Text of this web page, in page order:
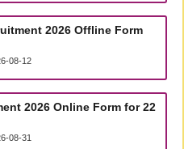
2026 Offline Form
08-12
2026 Online Form for 22
08-31